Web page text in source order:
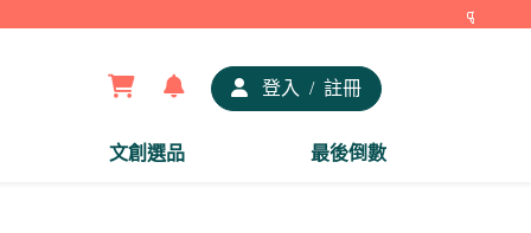
登入 / 註冊
文創選品 最後倒數